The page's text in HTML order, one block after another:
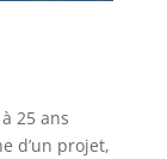
25 ans
d’un projet,